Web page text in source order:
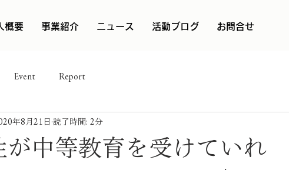
概要 事業紹介 ニュース 活動ブログ お問合せ
Event Report
が中等教育を受けていれ
年8月21日 読了時間: 2分